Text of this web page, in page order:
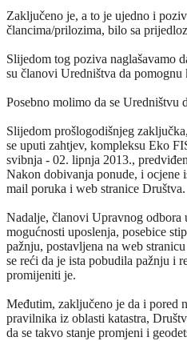
Zaključeno je, a to je ujedno i
člancima/prilozima, bilo sa
Slijedom tog poziva naglašavamo
su članovi Uredništva da
Posebno molimo da se Uredništvu
Slijedom prošlogodišnjeg
se uputi zahtjev, kompleksu Eko
svibnja - 02. lipnja 2013.,
Nakon dobivanja ponude, i ocjene
mail poruka i web stranice Društva.
Nadalje, članovi Upravnog odbora
mogućnosti uposlenja, posebice
pažnju, postavljena na web
se reći da je ista pobudila pažnju i
promijeniti je.
Međutim, zaključeno je da i pored
pravilnika iz oblasti katastra,
da se takvo stanje promjeni i